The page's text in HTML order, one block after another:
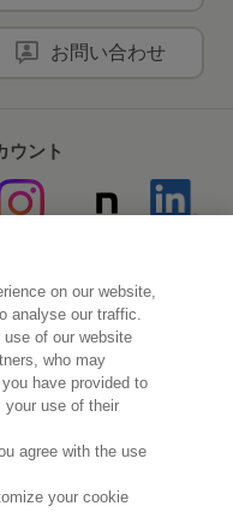
お問い合わせ
ウント
花王について
イノベーション
投資家情報
採用情報
報保護方針
on our website,
analyse our traffic.
of our website
who may
have provided to
your use of their
agree with the use
your cookie